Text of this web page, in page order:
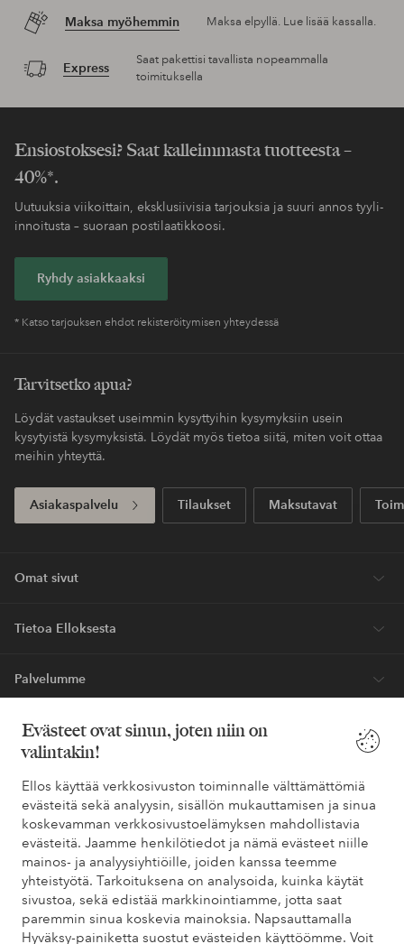
Evästeet ovat sinun, joten niin on
valintakin!
Ellos käyttää verkkosivuston toiminnalle välttämättömiä
evästeitä sekä analyysin, sisällön mukauttamisen ja sinua
koskevamman verkkosivustoelämyksen mahdollistavia
evästeitä. Jaamme henkilötiedot ja nämä evästeet niille
mainos- ja analyysiyhtiöille, joiden kanssa teemme
yhteistyötä. Tarkoituksena on analysoida, kuinka käytät
sivustoa, sekä edistää markkinointiamme, jotta saat
paremmin sinua koskevia mainoksia. Napsauttamalla
Hyväksy-painiketta suostut evästeiden käyttöömme. Voit
Maksa myöhemmin Maksa elpyllä. Lue lisää kassalla.
Express
Saat pakettisi tavallista nopeammalla
toimituksella
Ensiostoksesi? Saat kalleimmasta tuotteesta –
40%*.
Uutuuksia viikoittain, eksklusiivisia tarjouksia ja suuri annos tyyli-
innoitusta – suoraan postilaatikkoosi.
Ryhdy asiakkaaksi
* Katso tarjouksen ehdot rekisteröitymisen yhteydessä
Tarvitsetko apua?
Löydät vastaukset useimmin kysyttyihin kysymyksiin usein
kysytyistä kysymyksistä. Löydät myös tietoa siitä, miten voit ottaa
meihin yhteyttä.
Asiakaspalvelu Tilaukset Maksutavat
Omat sivut
Tietoa Elloksesta
Palvelumme
Ehdot
Ystävät
Turvalliset maksut – maksa nyt tai erissä
Haluatko tietää lisää maksuvaihtoehdoistamme?
elpy elpy